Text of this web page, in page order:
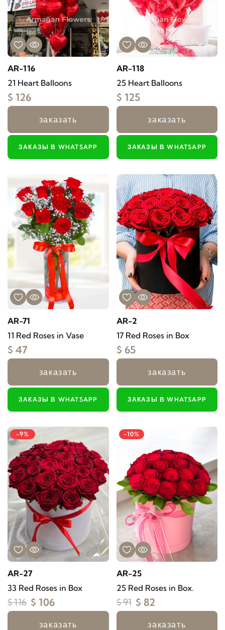
AR-116
21 Heart Balloons
$ 126
заказать
ЗАКАЗЫ В WHATSAPP
AR-118
25 Heart Balloons
$ 125
заказать
ЗАКАЗЫ В WHATSAPP
AR-71
11 Red Roses in Vase
$ 47
заказать
ЗАКАЗЫ В WHATSAPP
AR-2
17 Red Roses in Box
$ 65
заказать
ЗАКАЗЫ В WHATSAPP
-9%
AR-27
33 Red Roses in Box
$ 116 $ 106
заказать
-10%
AR-25
25 Red Roses in Box.
$ 91 $ 82
заказать